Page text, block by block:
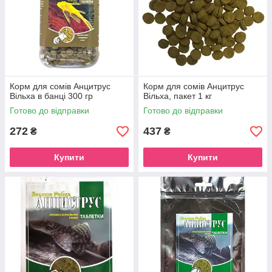
Виберіть якісний корм у таблетках для своїх риб в
інтернет-магазині
та забезпечте їм здорове
та смачне харчування. Радуйте своїх водних
вихованців та створюйте гарні та мальовничі
акваріумні світи з нами!
Корм для сомів Анцитрус
Вільха в банці 300 гр
Готово до відправки
272 ₴
Купити
Корм для сомів Анцитрус
Вільха, пакет 1 кг
Готово до відправки
437 ₴
Купити